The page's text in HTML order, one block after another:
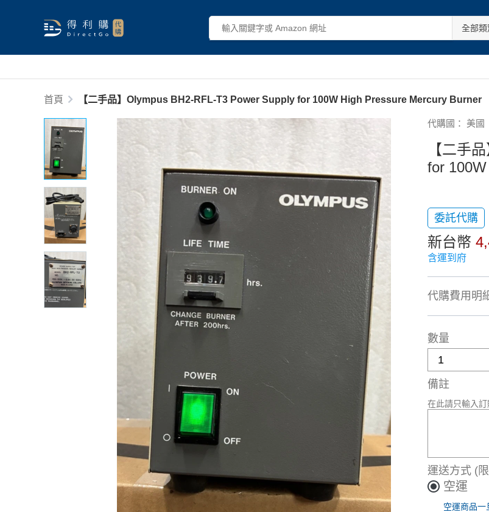
全部類
首頁 【二手品】Olympus BH2-RFL-T3 Power Supply for 100W High Pressure Mercury Burner
代購國： 美國
【二手
for
委託代購
新台幣
含運到府
代購費用明
數量
備註
在此請只輸入
運送方式 (
空運
空運商品一